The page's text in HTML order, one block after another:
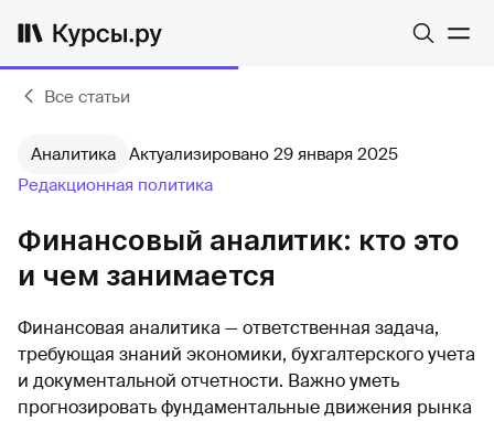
Все статьи
Аналитика Актуализировано 29 января 2025
Редакционная политика
Финансовый аналитик: кто это
и чем занимается
Финансовая аналитика — ответственная задача,
требующая знаний экономики, бухгалтерского учета
и документальной отчетности. Важно уметь
прогнозировать фундаментальные движения рынка